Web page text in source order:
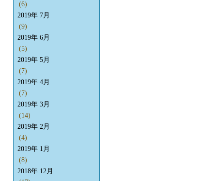
(6)
2019年 7月
(9)
2019年 6月
(5)
2019年 5月
(7)
2019年 4月
(7)
2019年 3月
(14)
2019年 2月
(4)
2019年 1月
(8)
2018年 12月